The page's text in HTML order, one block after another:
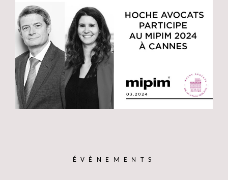
ÉVÈNEMENTS